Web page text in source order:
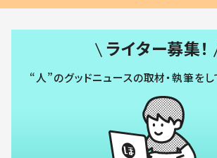
ライター募集！
“人”のグッドニュースの取材・執筆を